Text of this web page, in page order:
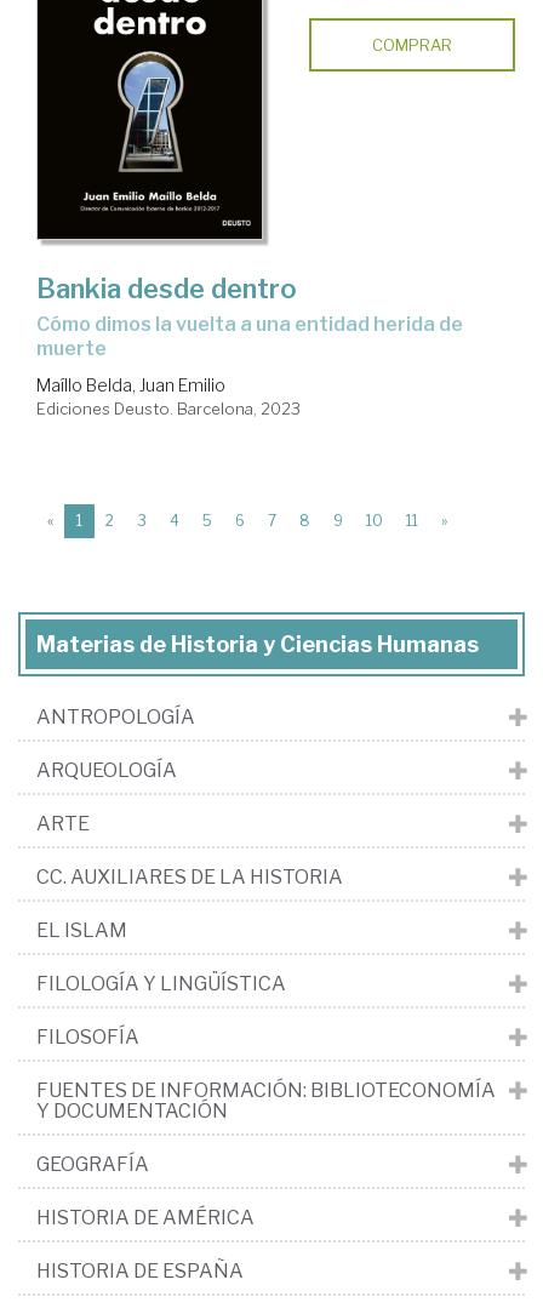
COMPRAR
Bankia desde dentro
cómo dimos la vuelta a una entidad herida de
muerte
Maíllo Belda, Juan Emilio
Ediciones Deusto. Barcelona, 2023
« 1 (current)
2 3 4 5 6 7 8 9 10 11 »
Materias de Historia y Ciencias Humanas
ANTROPOLOGÍA
ARQUEOLOGÍA
ARTE
CC. AUXILIARES DE LA HISTORIA
EL ISLAM
FILOLOGÍA Y LINGÜÍSTICA
FILOSOFÍA
FUENTES DE INFORMACIÓN: BIBLIOTECONOMÍA
Y DOCUMENTACIÓN
GEOGRAFÍA
HISTORIA DE AMÉRICA
HISTORIA DE ESPAÑA